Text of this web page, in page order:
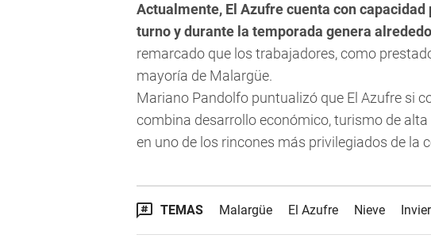
Actualmente, El Azufre cuenta con
turno y durante la temporada genera
remarcado que los trabajadores, como
mayoría de Malargüe.
Mariano Pandolfo puntualizó que El Azufre si
combina desarrollo económico, turismo de
en uno de los rincones más privilegiados de la
TEMAS Malargüe El Azufre Nieve